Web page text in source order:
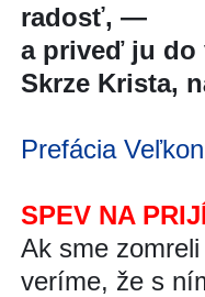
radosť, —
a priveď ju do
Skrze Krista,
Prefácia
SPEV NA
Ak sme
veríme, že s